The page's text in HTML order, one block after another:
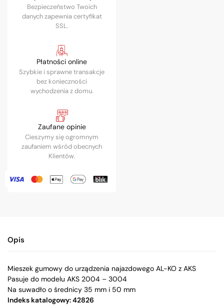
Bezpieczeństwo Twoich
danych zapewnia certyfikat
SSL.
Płatności online
Szybkie i sprawne transakcje
bez konieczności
wychodzenia z domu.
Zaufane opinie
Cieszymy się ogromnym
zaufaniem wśród obecnych
Klientów.
Opis
Mieszek gumowy do urządzenia najazdowego AL-KO z AKS
Pasuje do modelu AKS 2004 – 3004
Na suwadło o średnicy 35 mm i 50 mm
Indeks katalogowy: 42826